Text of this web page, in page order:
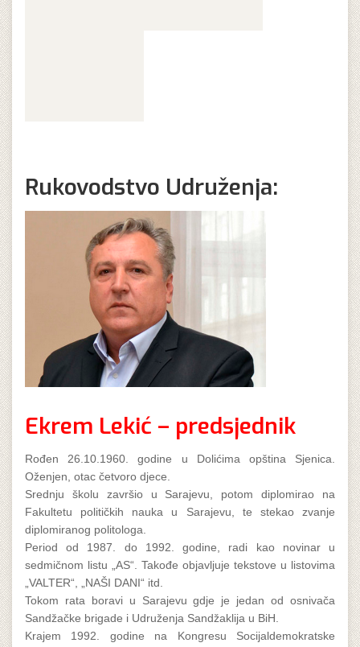
Rukovodstvo Udruženja:
Ekrem Lekić – predsjednik
Rođen 26.10.1960. godine u Dolićima opština Sjenica.
Oženjen, otac četvoro djece.
Srednju školu završio u Sarajevu, potom diplomirao na
Fakultetu političkih nauka u Sarajevu, te stekao zvanje
diplomiranog politologa.
Period od 1987. do 1992. godine, radi kao novinar u
sedmičnom listu „AS“. Takođe objavljuje tekstove u listovima
„VALTER“, „NAŠI DANI“ itd.
Tokom rata boravi u Sarajevu gdje je jedan od osnivača
Sandžačke brigade i Udruženja Sandžaklija u BiH.
Krajem 1992. godine na Kongresu Socijaldemokratske